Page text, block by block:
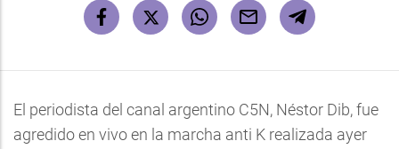
El periodista del canal argentino C5N, Néstor Dib, fue
agredido en vivo en la marcha anti K realizada ayer